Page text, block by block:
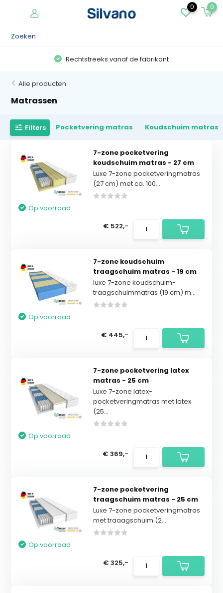
0 0
Rechtstreeks vanaf de fabrikant
Alle producten
Matrassen
Filters Pocketvering matras Koudschuim matras
7-zone pocketvering
koudschuim matras - 27 cm
Luxe 7-zone pocketveringmatras
(27 cm) met ca. 100...
Op voorraad
€ 522,-
7-zone koudschuim
traagschuim matras - 19 cm
luxe 7-zone koudschuim-
traagschuimmatras (19 cm) m...
Op voorraad
€ 445,-
7-zone pocketvering latex
matras - 25 cm
Luxe 7-zone latex-
pocketveringmatras met latex
(25...
Op voorraad
€ 369,-
7-zone pocketvering
traagschuim matras - 25 cm
Luxe 7-zone pocketveringmatras
met traaagschuim (2...
Op voorraad
€ 325,-